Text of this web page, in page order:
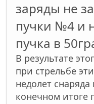
заряды не
пучки №4 и
пучка в
В результате
при стрельбе
недолет
конечном итоге